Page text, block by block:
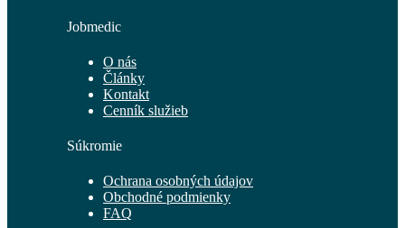
Jobmedic
O nás
Články
Kontakt
Cenník služieb
Súkromie
Ochrana osobných údajov
Obchodné podmienky
FAQ